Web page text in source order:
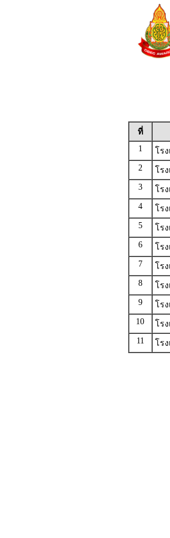
ที่
1
โร
2
โร
3
โร
4
โร
5
โร
6
โร
7
โร
8
โร
9
โร
10
โร
11
โร